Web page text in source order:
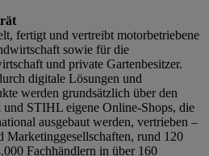
fertigt und vertreibt motorbetriebene
sowie für die
und private Gartenbesitzer.
digitale Lösungen und
werden grundsätzlich über den
und STIHL eigene Online-Shops, die
ausgebaut werden, vertrieben –
Marketinggesellschaften, rund 120
Fachhändlern in über 160